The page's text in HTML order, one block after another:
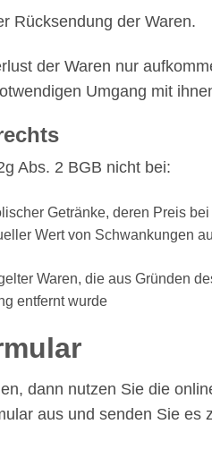
Rücksendung der Waren.
der Waren nur
Umgang mit
Abs. 2 BGB nicht bei:
Getränke, deren Preis
Wert von Schwankungen
Waren, die aus Gründen
entfernt wurde
dann nutzen Sie die
aus und senden Sie es